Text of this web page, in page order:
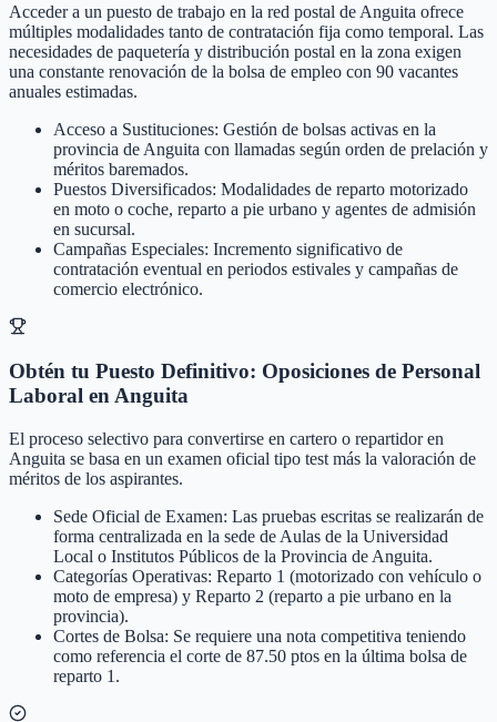
Acceder a un puesto de trabajo en la red postal de Anguita ofrece
múltiples modalidades tanto de contratación fija como temporal. Las
necesidades de paquetería y distribución postal en la zona exigen
una constante renovación de la bolsa de empleo con 90 vacantes
anuales estimadas.
Acceso a Sustituciones: Gestión de bolsas activas en la
provincia de Anguita con llamadas según orden de prelación y
méritos baremados.
Puestos Diversificados: Modalidades de reparto motorizado
en moto o coche, reparto a pie urbano y agentes de admisión
en sucursal.
Campañas Especiales: Incremento significativo de
contratación eventual en periodos estivales y campañas de
comercio electrónico.
Obtén tu Puesto Definitivo: Oposiciones de Personal
Laboral en Anguita
El proceso selectivo para convertirse en cartero o repartidor en
Anguita se basa en un examen oficial tipo test más la valoración de
méritos de los aspirantes.
Sede Oficial de Examen: Las pruebas escritas se realizarán de
forma centralizada en la sede de Aulas de la Universidad
Local o Institutos Públicos de la Provincia de Anguita.
Categorías Operativas: Reparto 1 (motorizado con vehículo o
moto de empresa) y Reparto 2 (reparto a pie urbano en la
provincia).
Cortes de Bolsa: Se requiere una nota competitiva teniendo
como referencia el corte de 87.50 ptos en la última bolsa de
reparto 1.